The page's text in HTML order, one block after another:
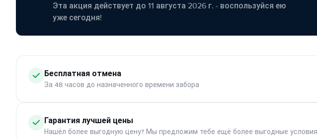
Эта акция действует до 11 августа 2026 г. - воспользуйся ею
уже сегодня!
Бесплатная отмена
За 48 часов до назначенного времени забора
Гарантия лучшей цены
Нашёл более выгодную цену? Мы предложим тебе ещё более выгодные